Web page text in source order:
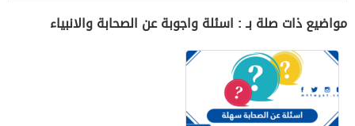
مواضيع ذات صلة بـ : اسئلة واجوبة عن الصحابة والانبياء